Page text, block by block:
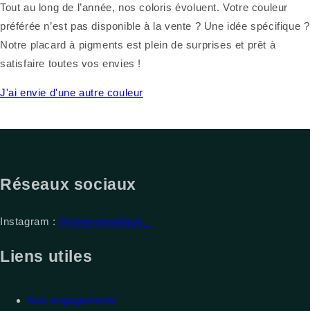
Tout au long de l’année, nos coloris évoluent. Votre couleur
préférée n’est pas disponible à la vente ? Une idée spécifique ?
Notre placard à pigments est plein de surprises et prêt à
satisfaire toutes vos envies !
J'ai envie d'une autre couleur
Réseaux sociaux
Instagram : @arriereboutique._
Liens utiles
Nos engagements